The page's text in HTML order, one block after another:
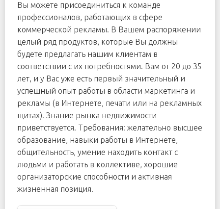
Вы можете присоединиться к команде
профессионалов, работающих в сфере
коммерческой рекламы. В Вашем распоряжении
целый ряд продуктов, которые Вы должны
будете предлагать нашим клиентам в
соответствии с их потребностями. Вам от 20 до 35
лет, и у Вас уже есть первый значительный и
успешный опыт работы в области маркетинга и
рекламы (в Интернете, печати или на рекламных
щитах). Знание рынка недвижимости
приветствуется. Требования: желательно высшее
образование, навыки работы в Интернете,
общительность, умение находить контакт с
людьми и работать в коллективе, хорошие
организаторские способности и активная
жизненная позиция.